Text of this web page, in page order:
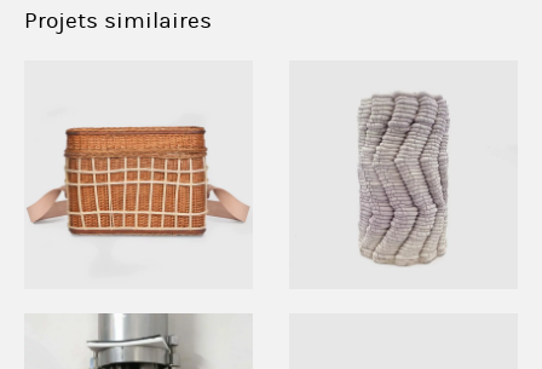
Projets similaires